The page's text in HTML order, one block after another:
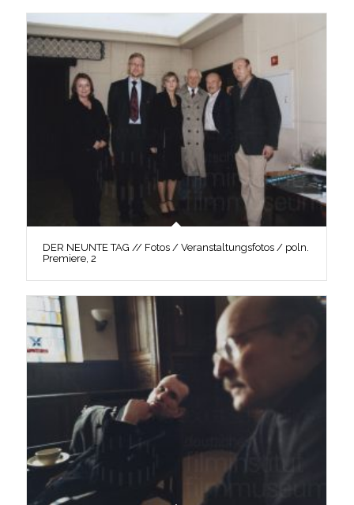
DER NEUNTE TAG // Fotos / Veranstaltungsfotos / poln.
Premiere, 2